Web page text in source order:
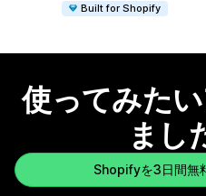
Built for Shopify
使ってみた
まし
Shopifyを3日間無